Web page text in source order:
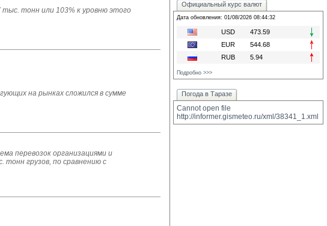
тыс. тонн или 103% к уровню этого
на рынках сложился в сумме
перевозок организациями и
грузов, по сравнению с
Официальный курс валют
Дата обновления: 01/08/2026 08:44:32
USD
473.59
EUR
544.68
RUB
5.94
Подробно >>>
Погода в Таразе
Cannot open file
http://informer.gismeteo.ru/xml/38341_1.xml